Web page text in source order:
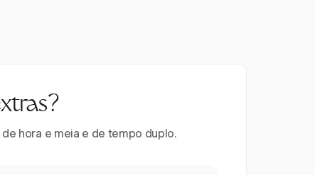
hora e meia e de tempo duplo.